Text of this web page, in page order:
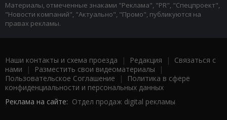
Материалы, отмеченные знаками "Реклама", "PR", "Спецпроект",
"Новости компаний", "Актуально", "Промо", публикуются на
правах рекламы.
Наши контакты и схема проезда | Редакция | Связаться с
нами | Разместить свои видеоматериалы |
Пользовательское Соглашение |
Политика в сфере
конфиденциальности и персональных данных
Реклама на сайте: Отдел продаж digital рекламы